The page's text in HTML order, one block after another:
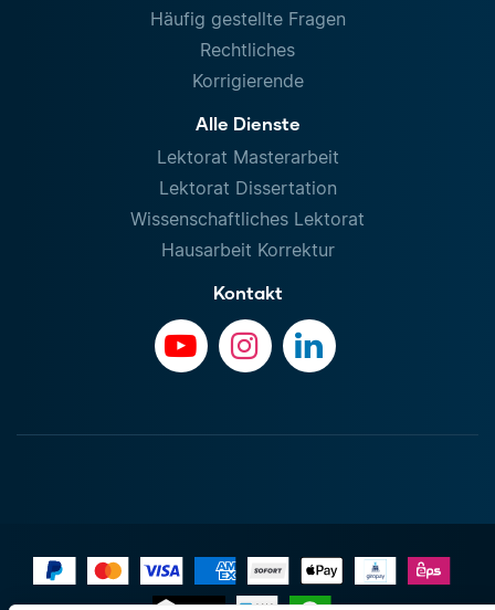
Häufig gestellte Fragen
Rechtliches
Korrigierende
Alle Dienste
Lektorat Masterarbeit
Lektorat Dissertation
Wissenschaftliches Lektorat
Hausarbeit Korrektur
Kontakt